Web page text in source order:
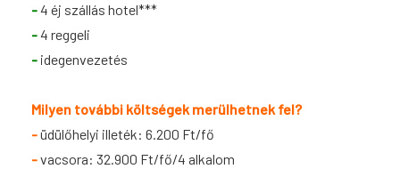
-4 éj szállás hotel***
-4 reggeli
- idegenvezetés
Milyen további költségek merülhetnek fel?
-üdülőhelyi illeték: 6.200 Ft/fő
-vacsora: 32.900 Ft/fő/4 alkalom